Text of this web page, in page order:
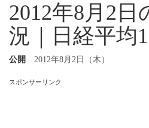
2012年8月2日
況｜日経平均
公開 2012年8月2日（木）
スポンサーリンク